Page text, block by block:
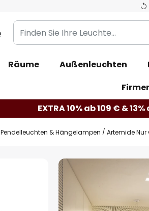
Finden
Sie
Leuchte...
Räume Außenleuchten
EXTRA 10% ab 109 € &
Pendelleuchten & Hängelampen Artemide